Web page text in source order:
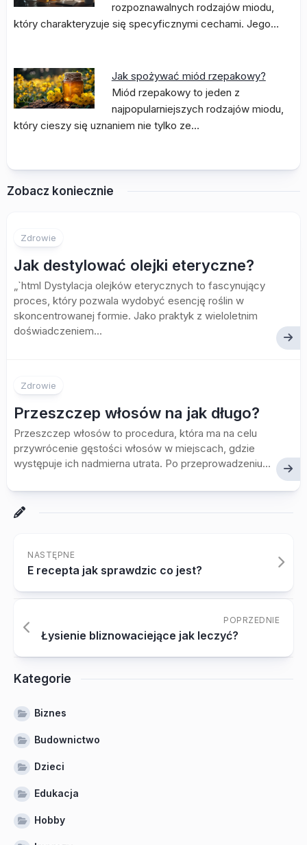
rozpoznawalnych rodzajów miodu,
który charakteryzuje się specyficznymi cechami. Jego…
Jak spożywać miód rzepakowy?
Miód rzepakowy to jeden z
najpopularniejszych rodzajów miodu,
który cieszy się uznaniem nie tylko ze…
Zobacz koniecznie
Zdrowie
Jak destylować olejki eteryczne?
„`html Dystylacja olejków eterycznych to fascynujący
proces, który pozwala wydobyć esencję roślin w
skoncentrowanej formie. Jako praktyk z wieloletnim
doświadczeniem...
Zdrowie
Przeszczep włosów na jak długo?
Przeszczep włosów to procedura, która ma na celu
przywrócenie gęstości włosów w miejscach, gdzie
występuje ich nadmierna utrata. Po przeprowadzeniu...
NASTĘPNE
E recepta jak sprawdzic co jest?
POPRZEDNIE
Łysienie bliznowaciejące jak leczyć?
Kategorie
Biznes
Budownictwo
Dzieci
Edukacja
Hobby